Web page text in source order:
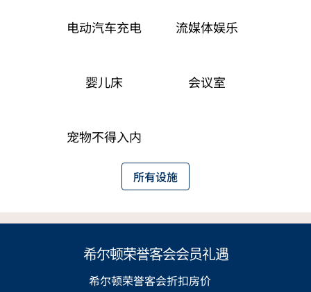
电动汽车充电 流媒体娱乐
婴儿床 会议室
宠物不得入内
所有设施
希尔顿荣誉客会会员礼遇
希尔顿荣誉客会折扣房价